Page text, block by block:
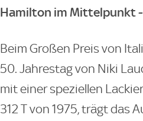
Hamilton im Mittelpunkt
Beim Großen Preis von
50. Jahrestag von Niki
mit einer speziellen
312 T von 1975, trägt das